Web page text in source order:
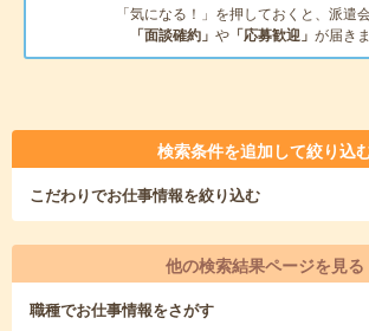
「気になる！」を押しておくと、派遣
「面談確約」 や 「応募歓迎」 が届き
検索条件を追加して絞り込
こだわりでお仕事情報を絞り込む
他の検索結果ページを見る
職種でお仕事情報をさがす